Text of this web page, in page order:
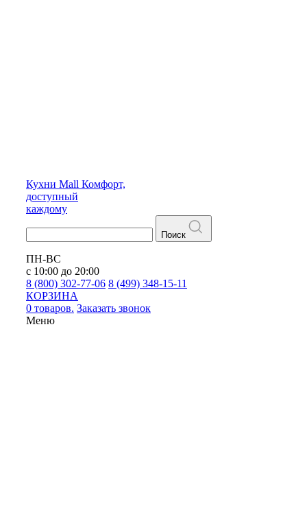
Кухни Mall Комфорт,
доступный
каждому
Поиск
ПН-ВС
с 10:00 до 20:00
8 (800) 302-77-06 8 (499) 348-15-11
КОРЗИНА
0 товаров. Заказать звонок
Меню